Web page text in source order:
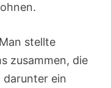
stellte
zusammen, die
darunter ein